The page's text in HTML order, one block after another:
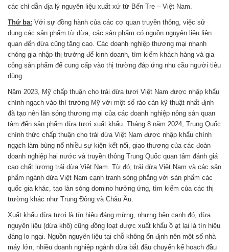
các chỉ dẫn địa lý nguyên liệu xuất xứ từ Bến Tre – Việt Nam.
Thứ ba: Với sự đồng hành của các cơ quan truyền thông, việc sử
dụng các sản phẩm từ dừa, các sản phẩm có nguồn nguyên liệu liên
quan đến dừa cũng tăng cao. Các doanh nghiệp thương mại nhanh
chóng gia nhập thị trường để kinh doanh, tìm kiếm khách hàng và gia
công sản phẩm để cung cấp vào thị trường đáp ứng nhu cầu người tiêu
dùng.
Năm 2023, Mỹ chấp thuận cho trái dừa tươi Việt Nam được nhập khẩu
chính ngạch vào thì trường Mỹ với một số rào cản kỹ thuật nhất định
đã tạo nên làn sóng thương mại của các doanh nghiệp nông sản quan
tâm đến sản phẩm dừa tươi xuất khẩu. Tháng 8 năm 2024, Trung Quốc
chính thức chấp thuận cho trái dừa Việt Nam được nhập khẩu chính
ngạch làm bùng nổ nhiều sự kiện kết nối, giao thương của các đoàn
doanh nghiệp hai nước và truyền thông Trung Quốc quan tâm đánh giá
cao chất lượng trái dừa Việt Nam. Từ đó, trái dừa Việt Nam và các sản
phẩm ngành dừa Việt Nam cạnh tranh sòng phẳng với sản phẩm các
quốc gia khác, tạo làn sóng domino hưởng ứng, tìm kiếm của các thị
trường khác như Trung Đông và Châu Âu.
Xuất khẩu dừa tươi là tín hiệu đáng mừng, nhưng bên cạnh đó, dừa
nguyên liệu (dừa khô) cũng đồng loạt được xuất khẩu ồ ạt lại là tín hiệu
đáng lo ngại. Nguồn nguyên liệu tại chỗ không ổn định nên một số nhà
máy lớn, nhiều doanh nghiệp ngành dừa bắt đầu chuyển kế hoạch đầu